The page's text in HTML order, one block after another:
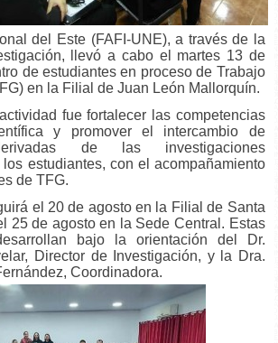
del Este (FAFI-UNE), a través de la
llevó a cabo el martes 13 de
de estudiantes en proceso de Trabajo
en la Filial de Juan León Mallorquín.
fue fortalecer las competencias
y promover el intercambio de
de las investigaciones
estudiantes, con el acompañamiento
de TFG.
el 20 de agosto en la Filial de Santa
25 de agosto en la Sede Central. Estas
bajo la orientación del Dr.
Director de Investigación, y la Dra.
Coordinadora.